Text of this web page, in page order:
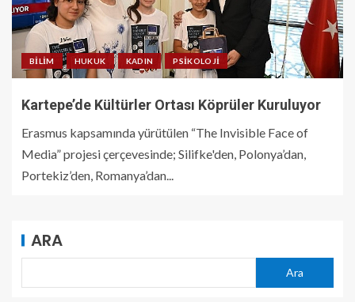
BILIM HUKUK KADIN PSIKOLOJI
Kartepe’de Kültürler Ortası Köprüler Kuruluyor
Erasmus kapsamında yürütülen “The Invisible Face of
Media” projesi çerçevesinde; Silifke'den, Polonya’dan,
Portekiz’den, Romanya’dan...
ARA
Ara